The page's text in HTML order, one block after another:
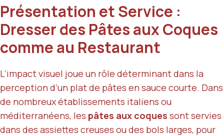
Présentation et Service :
Dresser des Pâtes aux Coques
comme au Restaurant
L’impact visuel joue un rôle déterminant dans la
perception d’un plat de pâtes en sauce courte. Dans
de nombreux établissements italiens ou
méditerranéens, les pâtes aux coques sont servies
dans des assiettes creuses ou des bols larges, pour